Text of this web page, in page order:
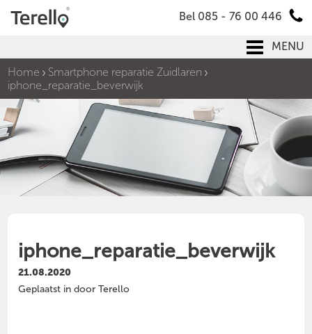
Bel 085 - 76 00 446
MENU
Home
Smartphone reparatie Zuidlaren
iphone_reparatie_beverwijk
iphone_reparatie_beverwijk
21.08.2020
Geplaatst in door Terello